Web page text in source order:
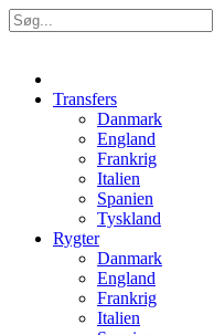
Transfers
Danmark
England
Frankrig
Italien
Spanien
Tyskland
Rygter
Danmark
England
Frankrig
Italien